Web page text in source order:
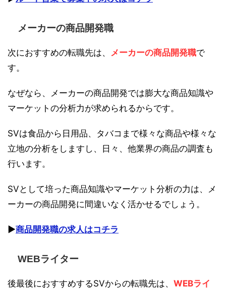
メーカーの商品開発職
次におすすめの転職先は、 メーカーの商品開発職で
す。
なぜなら、メーカーの商品開発では膨大な商品知識や
マーケットの分析力が求められるからです。
SVは食品から日用品、タバコまで様々な商品や様々な
立地の分析をしますし、日々、他業界の商品の調査も
行います。
SVとして培った商品知識やマーケット分析の力は、メ
ーカーの商品開発に間違いなく活かせるでしょう。
▶︎商品開発職の求人はコチラ
WEBライター
後最後におすすめするSVからの転職先は、 WEBライ